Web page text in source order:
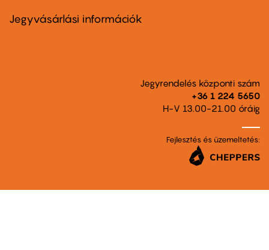
second
Jegyvásárlási információk
Jegyrendelés központi szám
+36 1 224 5650
H-V 13.00-21.00 óráig
Fejlesztés és üzemeltetés: